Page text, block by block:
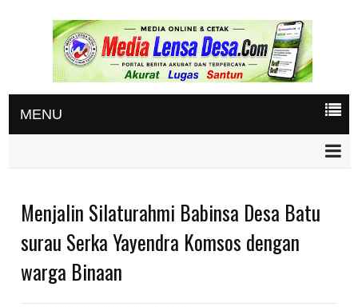
MENU
Menjalin Silaturahmi Babinsa Desa Batu
surau Serka Yayendra Komsos dengan
warga Binaan